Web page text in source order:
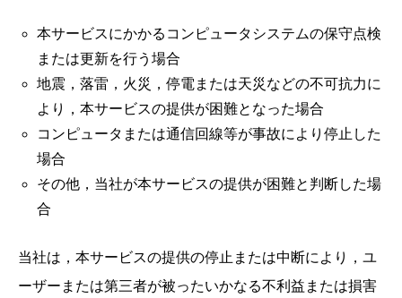
本サービスにかかるコンピュータシステムの保守点検
または更新を行う場合
地震，落雷，火災，停電または天災などの不可抗力に
より，本サービスの提供が困難となった場合
コンピュータまたは通信回線等が事故により停止した
場合
その他，当社が本サービスの提供が困難と判断した場
合
当社は，本サービスの提供の停止または中断により，ユ
ーザーまたは第三者が被ったいかなる不利益または損害